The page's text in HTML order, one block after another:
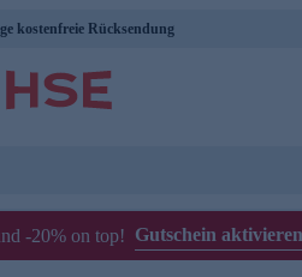
kostenfreie Rücksendung
-20% on top! Gutschein aktivieren